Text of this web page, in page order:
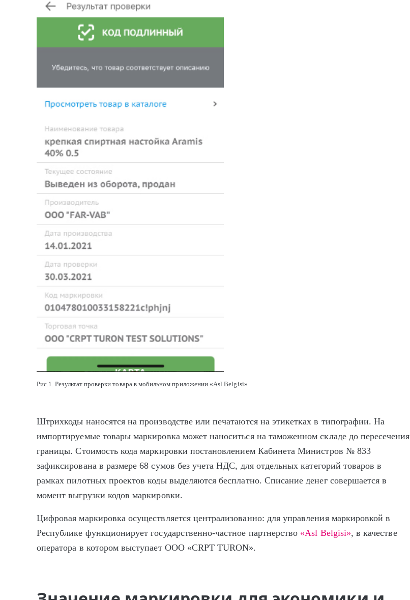
Рис.1. Результат проверки товара в мобильном приложении «Asl Belgisi»
Штрихкоды наносятся на производстве или печатаются на этикетках в типографии. На
импортируемые товары маркировка может наноситься на таможенном складе до пересечения
границы. Стоимость кода маркировки постановлением Кабинета Министров № 833
зафиксирована в размере 68 сумов без учета НДС, для отдельных категорий товаров в
рамках пилотных проектов коды выделяются бесплатно. Списание денег совершается в
момент выгрузки кодов маркировки.
Цифровая маркировка осуществляется централизованно: для управления маркировкой в
Республике функционирует государственно-частное партнерство «Asl Belgisi», в качестве
оператора в котором выступает ООО «CRPT TURON».